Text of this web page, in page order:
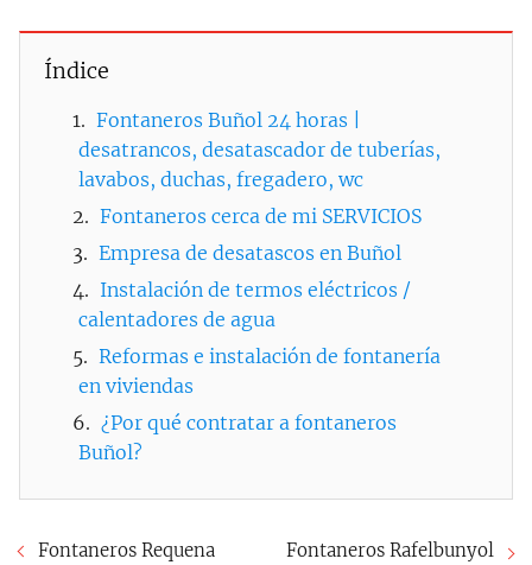
Índice
Fontaneros Buñol 24 horas |
desatrancos, desatascador de tuberías,
lavabos, duchas, fregadero, wc
Fontaneros cerca de mi SERVICIOS
Empresa de desatascos en Buñol
Instalación de termos eléctricos /
calentadores de agua
Reformas e instalación de fontanería
en viviendas
¿Por qué contratar a fontaneros
Buñol?
Fontaneros Requena Fontaneros Rafelbunyol